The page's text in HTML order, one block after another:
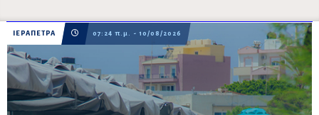
ΙΕΡΑΠΕΤΡΑ 07:24 π.μ. - 10/08/2026